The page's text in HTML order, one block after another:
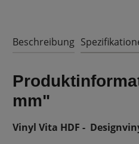
Beschreibung
mm"
Vinyl Vita HDF -